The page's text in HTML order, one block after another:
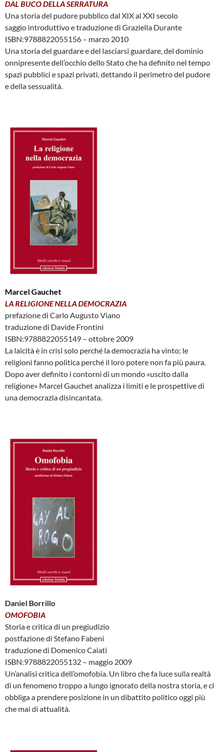
DAL BUCO DELLA SERRATURA
Una storia del pudore pubblico dal XIX al XXI secolo
saggio introduttivo e traduzione di Graziella Durante
ISBN:9788822055156 – marzo 2010
Una storia del guardare e del lasciarsi guardare, del dominio
onnipresente dell’occhio dello Stato che ha definito nel tempo
spazi pubblici e spazi privati, dettando il perimetro del pudore
e della sessualità.
Marcel Gauchet
LA RELIGIONE NELLA DEMOCRAZIA
prefazione di Carlo Augusto Viano
traduzione di Davide Frontini
ISBN:9788822055149 – ottobre 2009
La laicità è in crisi solo perché la democrazia ha vinto; le
religioni fanno politica perché il loro potere non fa più paura.
Dopo aver definito i contorni di un mondo «uscito dalla
religione» Marcel Gauchet analizza i limiti e le prospettive di
una democrazia disincantata.
Daniel Borrillo
OMOFOBIA
Storia e critica di un pregiudizio
postfazione di Stefano Fabeni
traduzione di Domenico Caiati
ISBN:9788822055132 – maggio 2009
Un’analisi critica dell’omofobia. Un libro che fa luce sulla realtà
di un fenomeno troppo a lungo ignorato della nostra storia, e ci
obbliga a prendere posizione in un dibattito politico oggi più
che mai di attualità.